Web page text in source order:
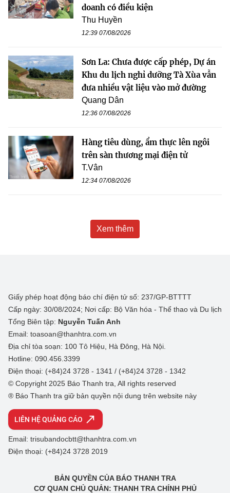
doanh có điều kiện
Thu Huyền
12:39 07/08/2026
Sơn La: Chưa được cấp phép, Dự án
Khu du lịch nghỉ dưỡng Tà Xùa vẫn
đưa nhiều vật liệu vào mở đường
Quang Dân
12:36 07/08/2026
Hàng tiêu dùng, ẩm thực lên ngôi
trên sàn thương mại điện tử
T.Vân
12:34 07/08/2026
Xem thêm
Giấy phép hoạt động báo chí điện tử số: 237/GP-BTTTT
Cấp ngày: 30/08/2024; Nơi cấp: Bộ Văn hóa - Thể thao và Du lịch
Tổng Biên tập: Nguyễn Tuấn Anh
Email: toasoan@thanhtra.com.vn
Địa chỉ tòa soạn: 100 Tô Hiệu, Hà Đông, Hà Nội.
Hotline: 090.456.3399
Điện thoại: (+84)24 3728 - 1341 / (+84)24 3728 - 1342
© Copyright 2025 Báo Thanh tra, All rights reserved
® Báo Thanh tra giữ bản quyền nội dung trên website này
LIÊN HỆ QUẢNG CÁO
Email: trisubandocbtt@thanhtra.com.vn
Điện thoại: (+84)24 3728 2019
BẢN QUYỀN CỦA BÁO THANH TRA
CƠ QUAN CHỦ QUẢN: THANH TRA CHÍNH PHỦ